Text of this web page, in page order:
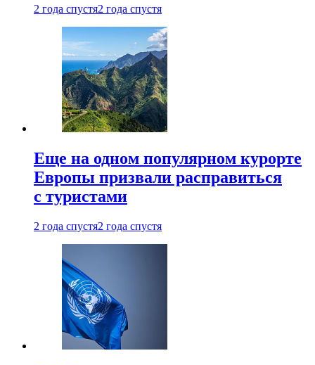
2 года спустя2 года спустя
Еще на одном популярном курорте
Европы призвали расправиться
с туристами
2 года спустя2 года спустя